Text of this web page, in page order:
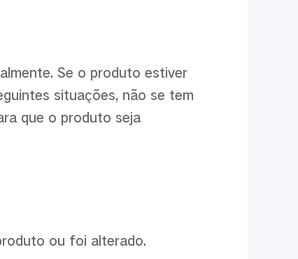
Se o produto estiver
situações, não se tem
que o produto seja
ou foi alterado.